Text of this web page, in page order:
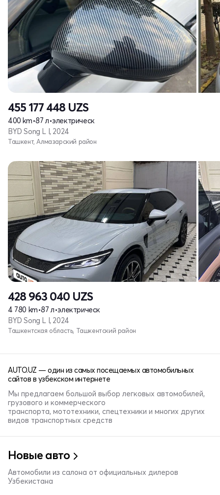
455 177 448 UZS
400 km•87 л•электрическ
BYD Song L I, 2024
Ташкент, Алмазарский район
428 963 040 UZS
4 780 km•87 л•электрическ
BYD Song L I, 2024
Ташкентская область, Ташкентский район
AUTO.UZ — один из самых посещаемых автомобильных
сайтов в узбекском интернете
Мы предлагаем большой выбор легковых автомобилей,
грузового и коммерческого
транспорта, мототехники, спецтехники и многих других
видов транспортных средств
Новые авто
Автомобили из салона от официальных дилеров
Узбекистана